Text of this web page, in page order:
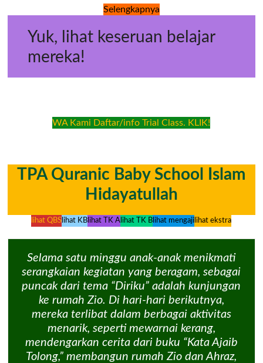
Selengkapnya
Yuk, lihat keseruan belajar
mereka!
WA Kami Daftar/info Trial Class. KLIK!
TPA Quranic Baby School Islam
Hidayatullah
lihat QBS lihat KB lihat TK A lihat TK B lihat mengaji lihat ekstra
Selama satu minggu anak-anak menikmati
serangkaian kegiatan yang beragam, sebagai
puncak dari tema “Diriku” adalah kunjungan
ke rumah Zio. Di hari-hari berikutnya,
mereka terlibat dalam berbagai aktivitas
menarik, seperti mewarnai kerang,
mendengarkan cerita dari buku “Kata Ajaib
Tolong,” membangun rumah Zio dan Ahraz,